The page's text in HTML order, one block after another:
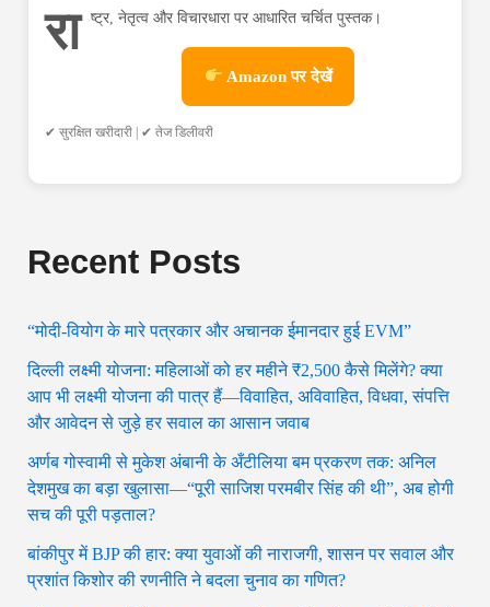
रा ष्ट्र, नेतृत्व और विचारधारा पर आधारित चर्चित पुस्तक।
Amazon पर देखें
✔ सुरक्षित खरीदारी | ✔ तेज डिलीवरी
Recent Posts
“मोदी-वियोग के मारे पत्रकार और अचानक ईमानदार हुई EVM”
दिल्ली लक्ष्मी योजना: महिलाओं को हर महीने ₹2,500 कैसे मिलेंगे? क्या
आप भी लक्ष्मी योजना की पात्र हैं—विवाहित, अविवाहित, विधवा, संपत्ति
और आवेदन से जुड़े हर सवाल का आसान जवाब
अर्णब गोस्वामी से मुकेश अंबानी के अँटीलिया बम प्रकरण तक: अनिल
देशमुख का बड़ा खुलासा—“पूरी साजिश परमबीर सिंह की थी”, अब होगी
सच की पूरी पड़ताल?
बांकीपुर में BJP की हार: क्या युवाओं की नाराजगी, शासन पर सवाल और
प्रशांत किशोर की रणनीति ने बदला चुनाव का गणित?